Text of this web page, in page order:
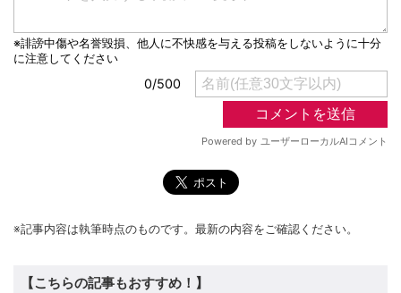
※記事内容は執筆時点のものです。最新の内容をご確認ください。
【こちらの記事もおすすめ！】